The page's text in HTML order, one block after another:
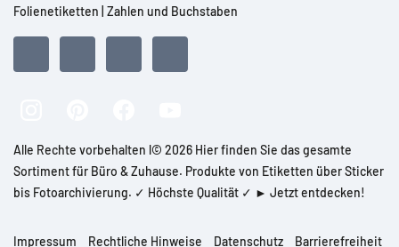
Folienetiketten Zahlen und Buchstaben
Alle Rechte vorbehalten l© 2026 Hier finden Sie das gesamte
Sortiment für Büro & Zuhause. Produkte von Etiketten über Sticker
bis Fotoarchivierung. ✓ Höchste Qualität ✓ ► Jetzt entdecken!
Impressum Rechtliche Hinweise Datenschutz Barrierefreiheit